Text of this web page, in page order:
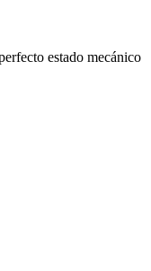
estado mecánico